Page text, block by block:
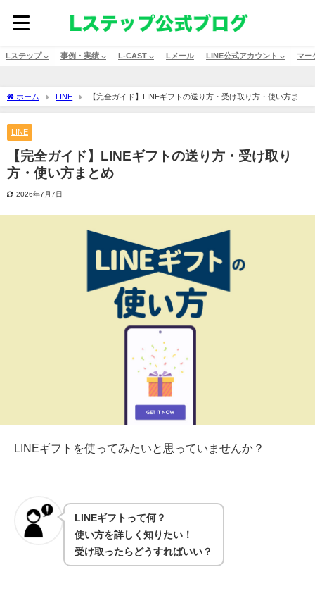
Lステップ ⌵ 事例・実績 ⌵ L-CAST ⌵ Lメール LINE公式アカウント ⌵ マー
ホーム LINE
【完全ガイド】LINEギフトの送り方・受け取り方・使い方まと
め
LINE
【完全ガイド】LINEギフトの送り方・受け取り
方・使い方まとめ
2026年7月7日
LINEギフトを使ってみたいと思っていませんか？
LINEギフトって何？
使い方を詳しく知りたい！
受け取ったらどうすればいい？